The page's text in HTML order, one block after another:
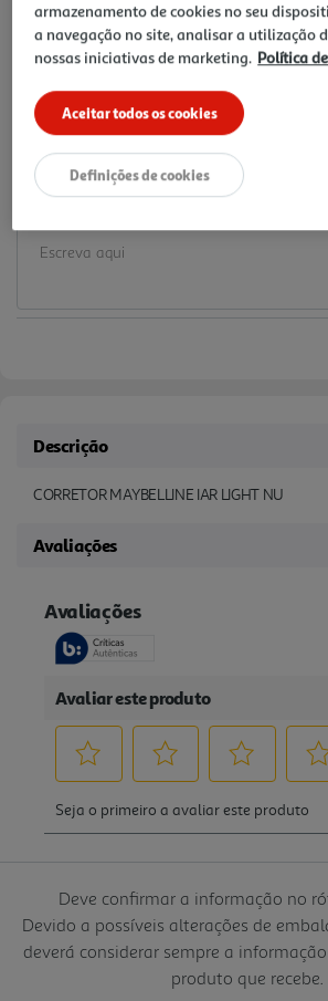
Ref. / EAN:3600530733644
7.69 €/un
7,69 €
Descrição
CORRETOR MAYBELLINE IAR LIGHT NU
Avaliações
Deve confirmar a informação no
Devido a possíveis alterações de
deverá considerar sempre a
produto que recebe.
armazenamento de cookies no seu
a navegação no site, analisar a utilização
nossas iniciativas de marketing. Política
Aceitar todos os cookies
Definições de cookies